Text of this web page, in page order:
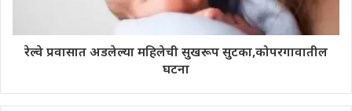
रेल्वे प्रवासात अडलेल्या महिलेची सुखरूप सुटका,कोपरगावातील
घटना